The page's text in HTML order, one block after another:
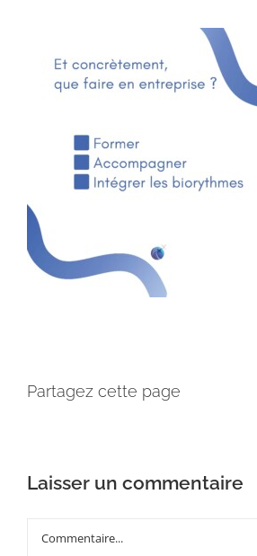
Partagez cette page
Laisser un commentaire
Commentaire